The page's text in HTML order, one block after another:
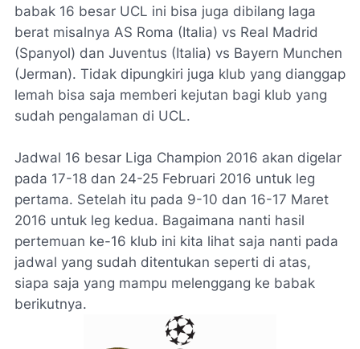
babak 16 besar UCL ini bisa juga dibilang laga
berat misalnya AS Roma (Italia) vs Real Madrid
(Spanyol) dan Juventus (Italia) vs Bayern Munchen
(Jerman). Tidak dipungkiri juga klub yang dianggap
lemah bisa saja memberi kejutan bagi klub yang
sudah pengalaman di UCL.
Jadwal 16 besar Liga Champion 2016 akan digelar
pada 17-18 dan 24-25 Februari 2016 untuk leg
pertama. Setelah itu pada 9-10 dan 16-17 Maret
2016 untuk leg kedua. Bagaimana nanti hasil
pertemuan ke-16 klub ini kita lihat saja nanti pada
jadwal yang sudah ditentukan seperti di atas,
siapa saja yang mampu melenggang ke babak
berikutnya.